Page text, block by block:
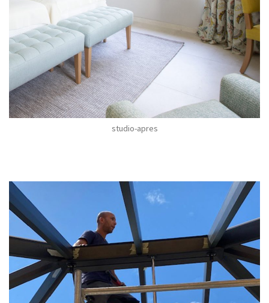
studio-apres